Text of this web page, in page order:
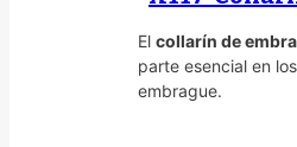
El collarín de
parte esencial en
embrague.